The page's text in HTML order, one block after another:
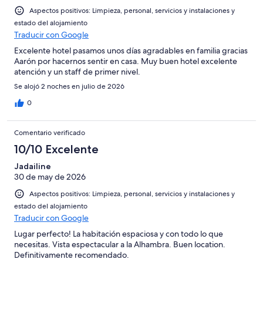
Mediocre
Horrible
Aspectos positivos: Limpieza, personal, servicios y instalaciones y
estado del alojamiento
Traducir con Google
Excelente hotel pasamos unos días agradables en familia gracias
Aarón por hacernos sentir en casa. Muy buen hotel excelente
atención y un staff de primer nivel.
Se alojó 2 noches en julio de 2026
0
Comentario verificado
10/10 Excelente
Jadailine
30 de may de 2026
Aspectos positivos: Limpieza, personal, servicios y instalaciones y
estado del alojamiento
Traducir con Google
Lugar perfecto! La habitación espaciosa y con todo lo que
necesitas. Vista espectacular a la Alhambra. Buen location.
Definitivamente recomendado.